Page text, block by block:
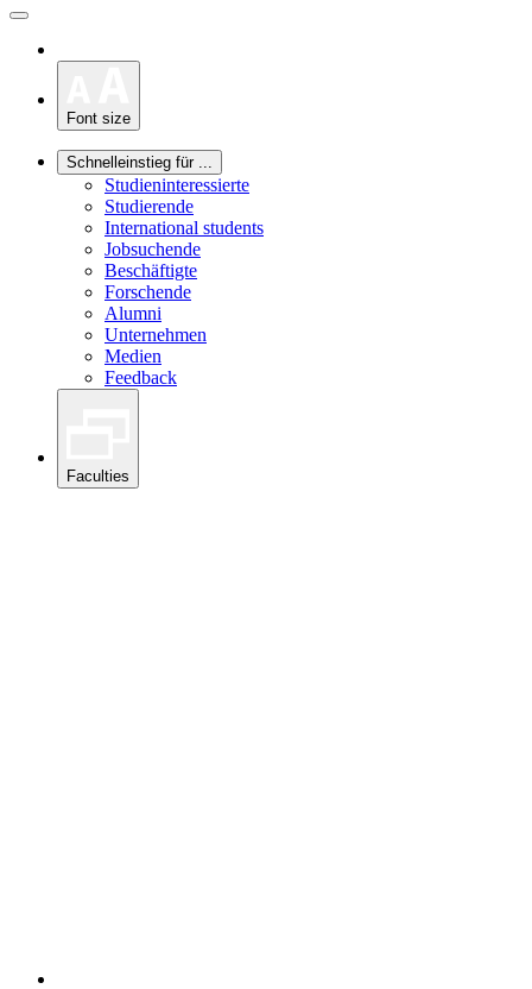
Font size
Schnelleinstieg für ...
Studieninteressierte
Studierende
International students
Jobsuchende
Beschäftigte
Forschende
Alumni
Unternehmen
Medien
Feedback
Faculties